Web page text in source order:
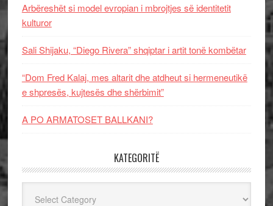
Arbëreshët si model evropian i mbrojtjes së identitetit
kulturor
Sali Shijaku, “Diego Rivera” shqiptar i artit tonë kombëtar
“Dom Fred Kalaj, mes altarit dhe atdheut si hermeneutikë
e shpresës, kujtesës dhe shërbimit”
A PO ARMATOSET BALLKANI?
KATEGORITË